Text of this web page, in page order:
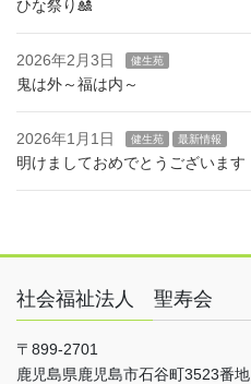
ひな祭り🎎
2026年2月3日 健生苑
鬼は外～福は内～
2026年1月1日 健生苑 最新情報
明けましておめでとうございます
社会福祉法人 聖寿会
〒899-2701
鹿児島県鹿児島市石谷町3523番地